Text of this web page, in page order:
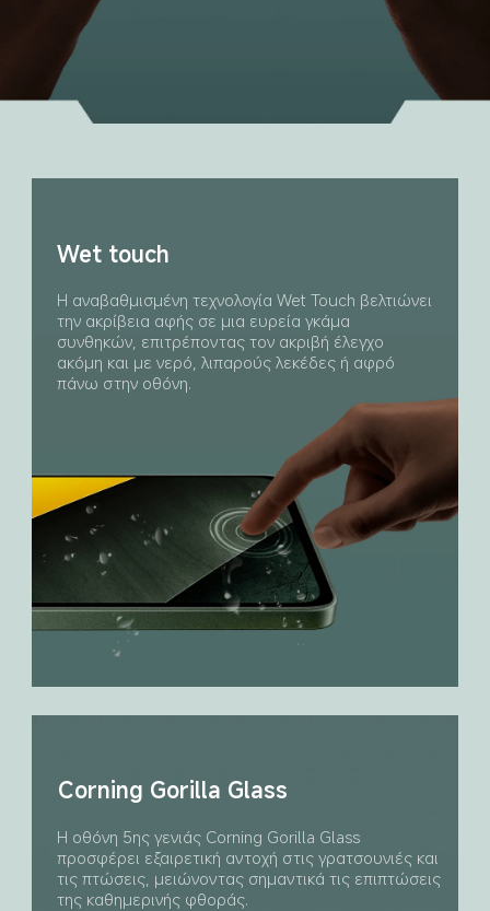
Wet touch
Η αναβαθμισμένη τεχνολογία Wet Touch βελτιώνει
την ακρίβεια αφής σε μια ευρεία γκάμα
συνθηκών, επιτρέποντας τον ακριβή έλεγχο
ακόμη και με νερό, λιπαρούς λεκέδες ή αφρό
πάνω στην οθόνη.
Corning Gorilla Glass
Η οθόνη 5ης γενιάς Corning Gorilla Glass
προσφέρει εξαιρετική αντοχή στις γρατσουνιές και
τις πτώσεις, μειώνοντας σημαντικά τις επιπτώσεις
της καθημερινής φθοράς.